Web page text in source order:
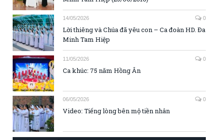
14/05/2026 0
Lời thiêng và Chúa đã yêu con – Ca đoàn HD. Đa
Minh Tam Hiệp
11/05/2026 0
Ca khúc: 75 năm Hồng Ân
06/05/2026 0
Video: Tiếng lòng bên mộ tiền nhân